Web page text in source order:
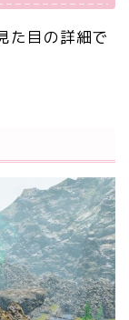
た目の詳細で